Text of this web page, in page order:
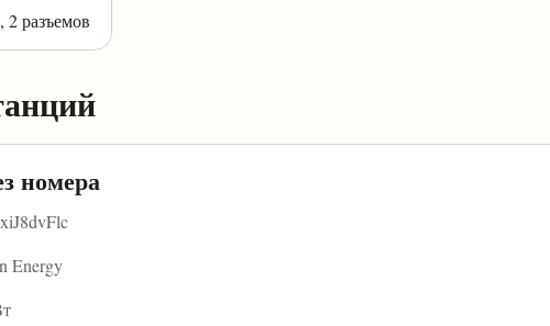
2 разъемов
номера
Energy